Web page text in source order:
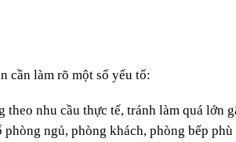
cần làm rõ một số yếu tố:
theo nhu cầu thực tế, tránh làm quá lớn
phòng ngủ, phòng khách, phòng bếp